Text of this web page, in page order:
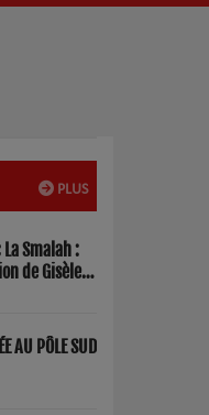
PLUS
Smalah :
de Gisèle
AU PÔLE SUD